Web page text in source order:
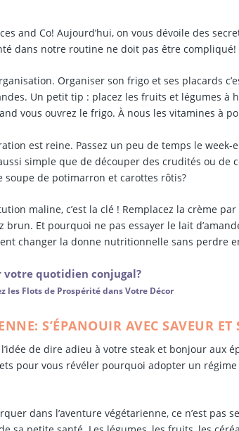
and Co! Aujourd’hui, on vous dévoile des
dans notre routine ne doit pas être compliqué!
Organiser son frigo et ses placards
Un petit tip : placez les fruits et légumes à
vous ouvrez le frigo. À nous les vitamines à
est reine. Passez un peu de temps le
simple que de découper des crudités ou de
soupe de potimarron et carottes rôtis?
maline, c’est la clé ! Remplacez la crème
brun. Et pourquoi ne pas essayer le lait
changer la donne nutritionnelle sans perdre
quotidien conjugal?
les Flots de Prospérité dans Votre Décor
S’ÉPANOUIR AVEC SAVEUR ET
de dire adieu à votre steak et bonjour aux
pour vous révéler pourquoi adopter un
dans l’aventure végétarienne, ce n’est pas